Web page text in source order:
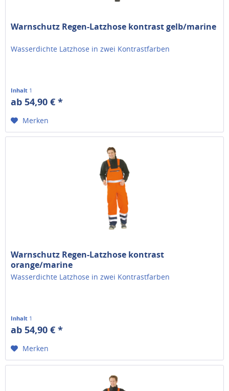
Warnschutz Regen-Latzhose kontrast gelb/marine
Wasserdichte Latzhose in zwei Kontrastfarben
Inhalt 1
ab 54,90 € *
Merken
Warnschutz Regen-Latzhose kontrast
orange/marine
Wasserdichte Latzhose in zwei Kontrastfarben
Inhalt 1
ab 54,90 € *
Merken